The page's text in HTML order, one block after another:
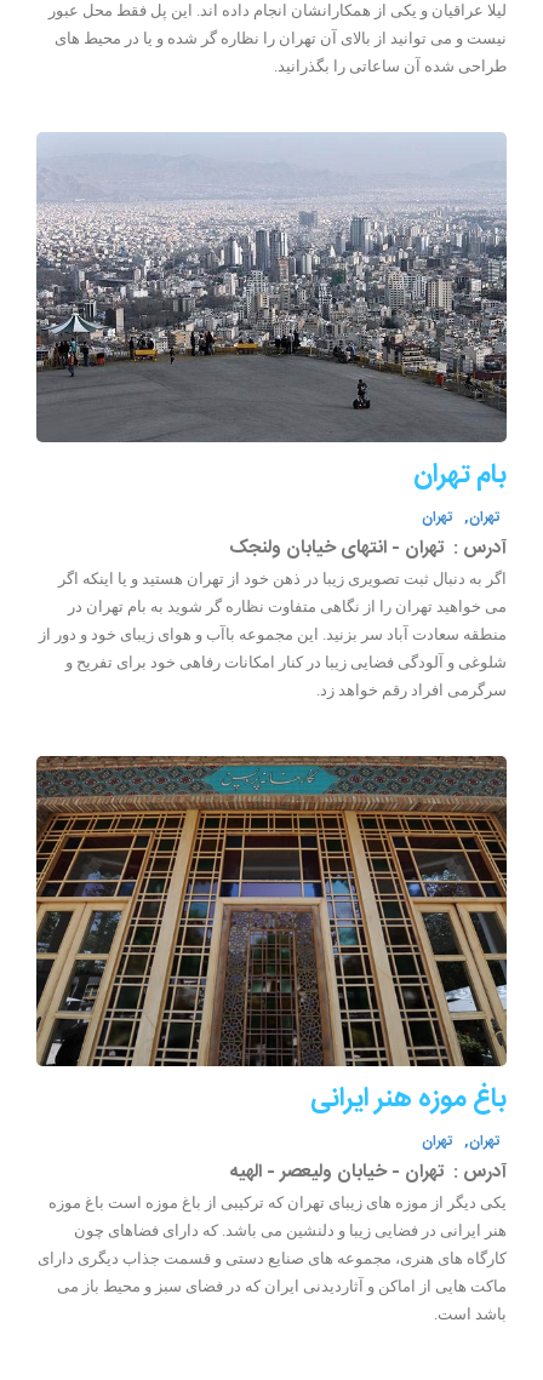
لیلا عراقیان و یکی از همکارانشان انجام داده اند. این پل فقط محل عبور
نیست و می توانید از بالای آن تهران را نظاره گر شده و یا در محیط های
طراحی شده آن ساعاتی را بگذرانید.
بام تهران
تهران, تهران
آدرس : تهران - انتهای خیابان ولنجک
اگر به دنبال ثبت تصویری زیبا در ذهن خود از تهران هستید و یا اینکه اگر
می خواهید تهران را از نگاهی متفاوت نظاره گر شوید به بام تهران در
منطقه سعادت آباد سر بزنید. این مجموعه باآب و هوای زیبای خود و دور از
شلوغی و آلودگی فضایی زیبا در کنار امکانات رفاهی خود برای تفریح و
سرگرمی افراد رقم خواهد زد.
باغ موزه هنر ایرانی
تهران, تهران
آدرس : تهران - خیابان ولیعصر - الهیه
یکی دیگر از موزه های زیبای تهران که ترکیبی از باغ موزه است باغ موزه
هنر ایرانی در فضایی زیبا و دلنشین می باشد. که دارای فضاهای چون
کارگاه های هنری، مجموعه های صنایع دستی و قسمت جذاب دیگری دارای
ماکت هایی از اماکن و آثاردیدنی ایران که در فضای سبز و محیط باز می
باشد است.